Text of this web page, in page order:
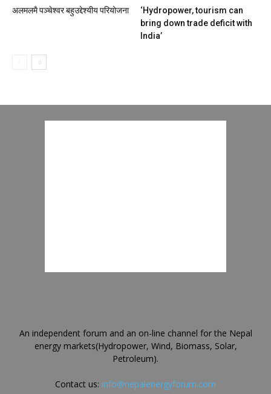
अलमलमै पञ्चेश्वर बहुउद्देश्यीय परियोजना
‘Hydropower, tourism can
bring down trade deficit with
India’
An independent forum and an on-line channel for the Nepal
energy markets(Hydropower, Wind, Biomass, Solar,
Petroleum).
Contact us: info@nepalenergyforum.com